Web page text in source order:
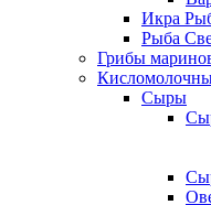
Икра
Рыба
Грибы
Сыры